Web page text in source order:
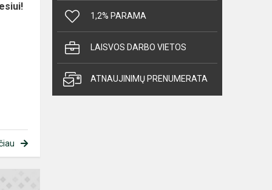
1,2% PARAMA
LAISVOS DARBO VIETOS
ATNAUJINIMŲ PRENUMERATA